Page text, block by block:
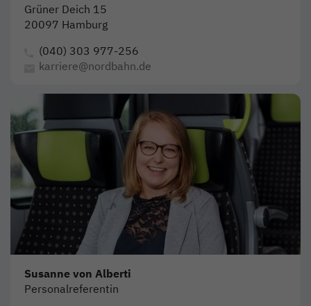
Grüner Deich 15
20097 Hamburg
(040) 303 977-256
karriere@nordbahn.de
Susanne von Alberti
Personalreferentin